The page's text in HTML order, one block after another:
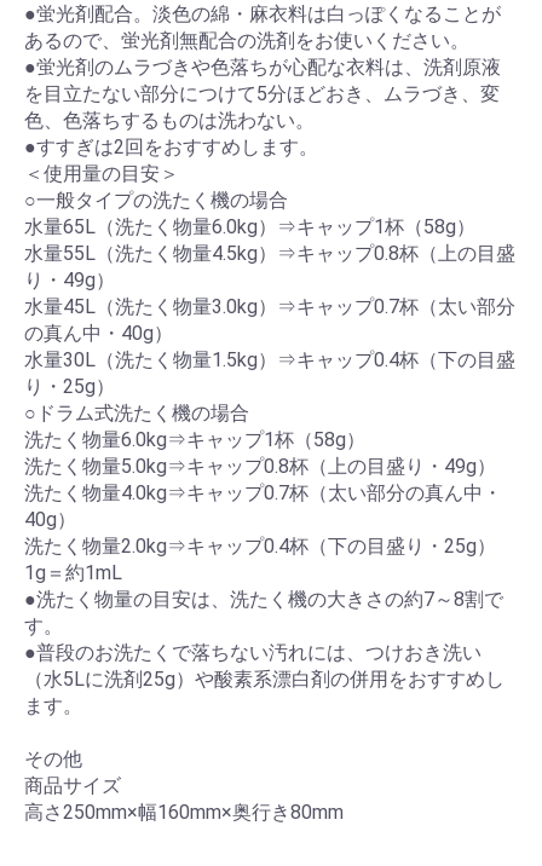
●蛍光剤配合。淡色の綿・麻衣料は白っぽくなることが
あるので、蛍光剤無配合の洗剤をお使いください。
●蛍光剤のムラづきや色落ちが心配な衣料は、洗剤原液
を目立たない部分につけて5分ほどおき、ムラづき、変
色、色落ちするものは洗わない。
●すすぎは2回をおすすめします。
＜使用量の目安＞
○一般タイプの洗たく機の場合
水量65L（洗たく物量6.0kg）⇒キャップ1杯（58g）
水量55L（洗たく物量4.5kg）⇒キャップ0.8杯（上の目盛
り・49g）
水量45L（洗たく物量3.0kg）⇒キャップ0.7杯（太い部分
の真ん中・40g）
水量30L（洗たく物量1.5kg）⇒キャップ0.4杯（下の目盛
り・25g）
○ドラム式洗たく機の場合
洗たく物量6.0kg⇒キャップ1杯（58g）
洗たく物量5.0kg⇒キャップ0.8杯（上の目盛り・49g）
洗たく物量4.0kg⇒キャップ0.7杯（太い部分の真ん中・
40g）
洗たく物量2.0kg⇒キャップ0.4杯（下の目盛り・25g）
1g＝約1mL
●洗たく物量の目安は、洗たく機の大きさの約7～8割で
す。
●普段のお洗たくで落ちない汚れには、つけおき洗い
（水5Lに洗剤25g）や酸素系漂白剤の併用をおすすめし
ます。
その他
商品サイズ
高さ250mm×幅160mm×奥行き80mm